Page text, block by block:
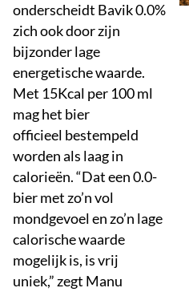
onderscheidt Bavik 0.0%
zich ook door zijn
bijzonder lage
energetische waarde.
Met 15Kcal per 100 ml
mag het bier
officieel bestempeld
worden als laag in
calorieën. “Dat een 0.0-
bier met zo’n vol
mondgevoel en zo’n lage
calorische waarde
mogelijk is, is vrij
uniek,” zegt Manu